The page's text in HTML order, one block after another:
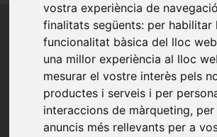
vostra experiència de
finalitats següents: per habilitar
funcionalitat bàsica del lloc web
una millor experiència al lloc
mesurar el vostre interès pels
productes i serveis i per
interaccions de màrqueting,
anuncis més rellevants per a
Ven a visitarnos
Contacta con
para solicitar más
de las ofertas o